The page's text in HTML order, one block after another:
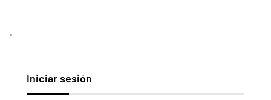
.
Iniciar sesión